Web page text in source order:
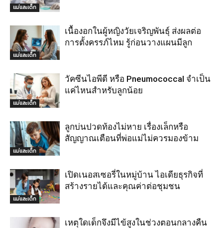
แม่และเด็ก
แม่และเด็ก
เนื้องอกในผู้หญิงวัยเจริญพันธุ์ ส่งผลต่อ
การตั้งครรภ์ไหม รู้ก่อนวางแผนมีลูก
แม่และเด็ก
วัคซีนไอพีดี หรือ Pneumococcal จำเป็น
แค่ไหนสำหรับลูกน้อย
แม่และเด็ก
ลูกบ่นปวดท้องไม่หาย เรื่องเล็กหรือ
สัญญาณเตือนที่พ่อแม่ไม่ควรมองข้าม
แม่และเด็ก
เปิดเนอสเซอรี่ในหมู่บ้าน ไอเดียธุรกิจที่
สร้างรายได้และคุณค่าต่อชุมชน
เหตุใดเด็กจึงมีไข้สูงในช่วงตอนกลางคืน